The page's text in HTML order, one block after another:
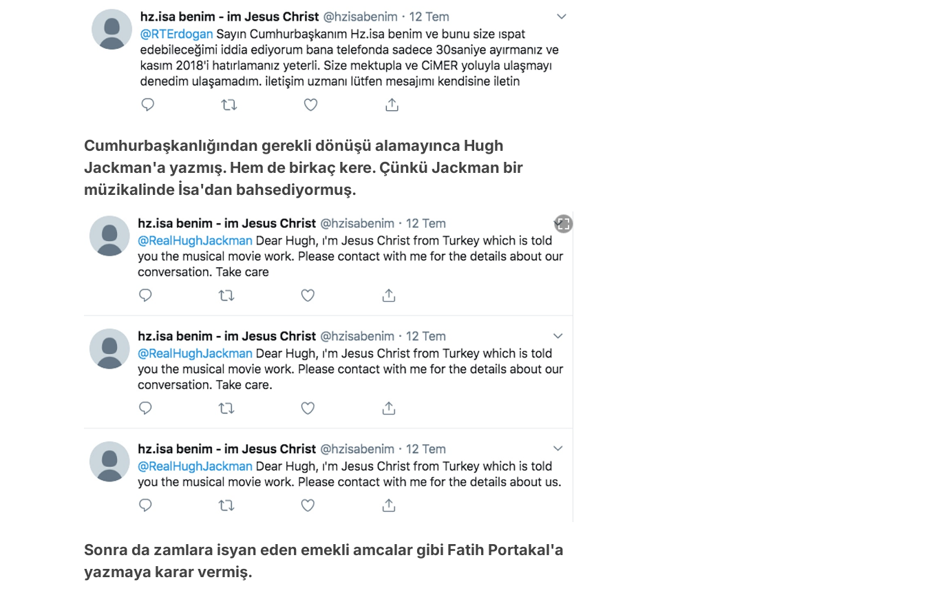
Cumhurbaşkanlığından gerekli dönüşü alamayınca Hugh
Jackman'a yazmış. Hem de birkaç kere. Çünkü Jackman bir
müzikalinde İsa'dan bahsediyormuş.
Sonra da zamlara isyan eden emekli amcalar gibi Fatih Portakal'a
yazmaya karar vermiş.